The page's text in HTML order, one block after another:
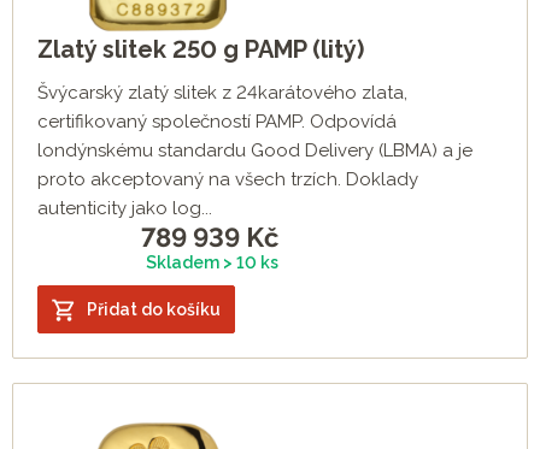
Zlatý slitek 250 g PAMP (litý)
Švýcarský zlatý slitek z 24karátového zlata,
certifikovaný společností PAMP. Odpovídá
londýnskému standardu Good Delivery (LBMA) a je
proto akceptovaný na všech trzích. Doklady
autenticity jako log...
789 939 Kč
Skladem > 10 ks
Přidat do košíku